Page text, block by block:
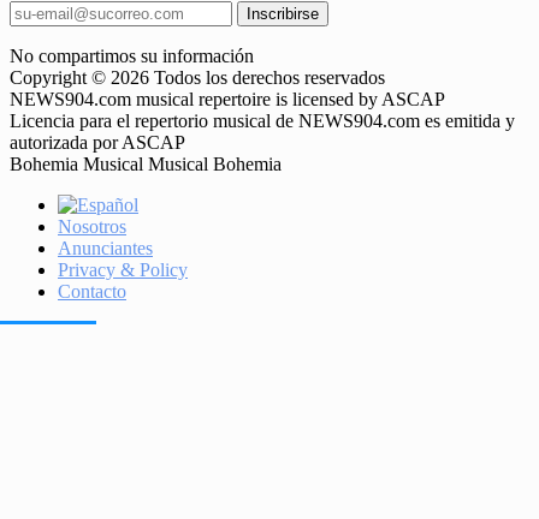
Inscribirse
No compartimos su información
Copyright © 2026 Todos los derechos reservados
NEWS904.com musical repertoire is licensed by ASCAP
Licencia para el repertorio musical de NEWS904.com es emitida y
autorizada por ASCAP
Bohemia Musical Musical Bohemia
Nosotros
Anunciantes
Privacy & Policy
Contacto